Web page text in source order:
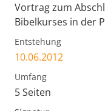
Vortrag zum
Bibelkurses in der
Entstehung
10.06.2012
Umfang
5 Seiten